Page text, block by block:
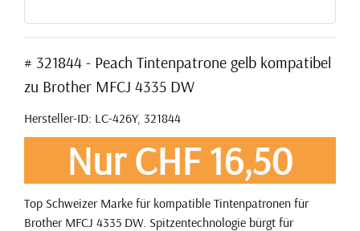
# 321844 - Peach Tintenpatrone gelb kompatibel
zu Brother MFCJ 4335 DW
Hersteller-ID: LC-426Y, 321844
Nur CHF 16,50
Top Schweizer Marke für kompatible Tintenpatronen für
Brother MFCJ 4335 DW. Spitzentechnologie bürgt für